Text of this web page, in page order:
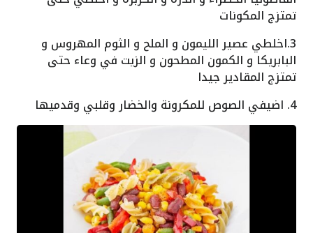
تمتزج المكونات
3.اخلطي عصير الليمون و الملح و الثوم المهروس و
البابريكا و الكمون المطحون و الزيت في وعاء حتى
تمتزج المقادير جيدا
4. اضيفي الصوص للمكرونة والخضار وقلبي وقدميها